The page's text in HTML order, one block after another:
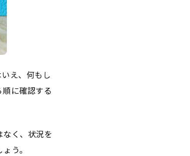
え、何もし
に確認する
く、状況を
う。